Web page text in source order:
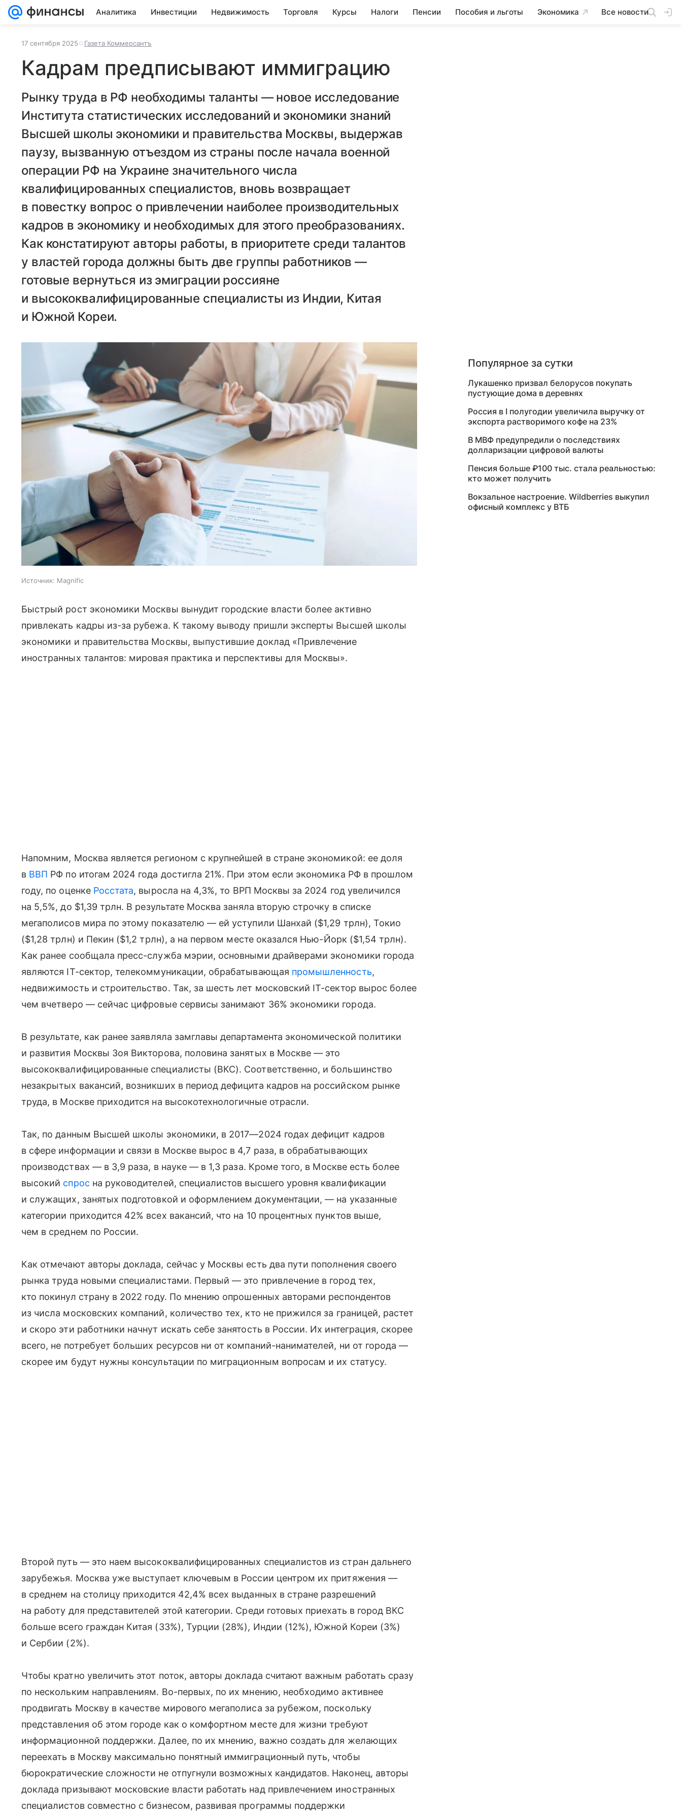
Аналитика Инвестиции Недвижимость Торговля Курсы Налоги Пенсии Пособия и льготы Экономика Все новости
17 сентября 2025 Газета Коммерсантъ
Кадрам предписывают иммиграцию
Рынку труда в РФ необходимы таланты — новое исследование
Института статистических исследований и экономики знаний
Высшей школы экономики и правительства Москвы, выдержав
паузу, вызванную отъездом из страны после начала военной
операции РФ на Украине значительного числа
квалифицированных специалистов, вновь возвращает
в повестку вопрос о привлечении наиболее производительных
кадров в экономику и необходимых для этого преобразованиях.
Как констатируют авторы работы, в приоритете среди талантов
у властей города должны быть две группы работников —
готовые вернуться из эмиграции россияне
и высококвалифицированные специалисты из Индии, Китая
и Южной Кореи.
Источник: Magnific
Быстрый рост экономики Москвы вынудит городские власти более активно
привлекать кадры из-за рубежа. К такому выводу пришли эксперты Высшей школы
экономики и правительства Москвы, выпустившие доклад «Привлечение
иностранных талантов: мировая практика и перспективы для Москвы».
Напомним, Москва является регионом с крупнейшей в стране экономикой: ее доля
в ВВП РФ по итогам 2024 года достигла 21%. При этом если экономика РФ в прошлом
году, по оценке Росстата, выросла на 4,3%, то ВРП Москвы за 2024 год увеличился
на 5,5%, до $1,39 трлн. В результате Москва заняла вторую строчку в списке
мегаполисов мира по этому показателю — ей уступили Шанхай ($1,29 трлн), Токио
($1,28 трлн) и Пекин ($1,2 трлн), а на первом месте оказался Нью-Йорк ($1,54 трлн).
Как ранее сообщала пресс-служба мэрии, основными драйверами экономики города
являются IT-сектор, телекоммуникации, обрабатывающая промышленность,
недвижимость и строительство. Так, за шесть лет московский IT-сектор вырос более
чем вчетверо — сейчас цифровые сервисы занимают 36% экономики города.
В результате, как ранее заявляла замглавы департамента экономической политики
и развития Москвы Зоя Викторова, половина занятых в Москве — это
высококвалифицированные специалисты (ВКС). Соответственно, и большинство
незакрытых вакансий, возникших в период дефицита кадров на российском рынке
труда, в Москве приходится на высокотехнологичные отрасли.
Так, по данным Высшей школы экономики, в 2017—2024 годах дефицит кадров
в сфере информации и связи в Москве вырос в 4,7 раза, в обрабатывающих
производствах — в 3,9 раза, в науке — в 1,3 раза. Кроме того, в Москве есть более
высокий спрос на руководителей, специалистов высшего уровня квалификации
и служащих, занятых подготовкой и оформлением документации, — на указанные
категории приходится 42% всех вакансий, что на 10 процентных пунктов выше,
чем в среднем по России.
Как отмечают авторы доклада, сейчас у Москвы есть два пути пополнения своего
рынка труда новыми специалистами. Первый — это привлечение в город тех,
кто покинул страну в 2022 году. По мнению опрошенных авторами респондентов
из числа московских компаний, количество тех, кто не прижился за границей, растет
и скоро эти работники начнут искать себе занятость в России. Их интеграция, скорее
всего, не потребует больших ресурсов ни от компаний-нанимателей, ни от города —
скорее им будут нужны консультации по миграционным вопросам и их статусу.
Второй путь — это наем высококвалифицированных специалистов из стран дальнего
зарубежья. Москва уже выступает ключевым в России центром их притяжения —
в среднем на столицу приходится 42,4% всех выданных в стране разрешений
на работу для представителей этой категории. Среди готовых приехать в город ВКС
больше всего граждан Китая (33%), Турции (28%), Индии (12%), Южной Кореи (3%)
и Сербии (2%).
Чтобы кратно увеличить этот поток, авторы доклада считают важным работать сразу
по нескольким направлениям. Во-первых, по их мнению, необходимо активнее
продвигать Москву в качестве мирового мегаполиса за рубежом, поскольку
представления об этом городе как о комфортном месте для жизни требуют
информационной поддержки. Далее, по их мнению, важно создать для желающих
переехать в Москву максимально понятный иммиграционный путь, чтобы
бюрократические сложности не отпугнули возможных кандидатов. Наконец, авторы
доклада призывают московские власти работать над привлечением иностранных
специалистов совместно с бизнесом, развивая программы поддержки
Популярное за сутки
Лукашенко призвал белорусов покупать
пустующие дома в деревнях
Россия в I полугодии увеличила выручку от
экспорта растворимого кофе на 23%
В МВФ предупредили о последствиях
долларизации цифровой валюты
Пенсия больше ₽100 тыс. стала реальностью:
кто может получить
Вокзальное настроение. Wildberries выкупил
офисный комплекс у ВТБ